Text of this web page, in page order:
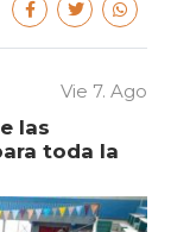
Vie 7. Ago
las
toda la